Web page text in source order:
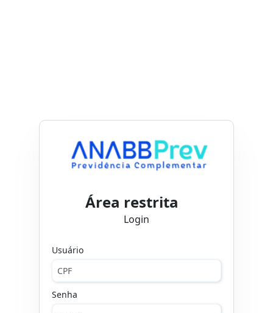
Área restrita
Login
Usuário
Senha